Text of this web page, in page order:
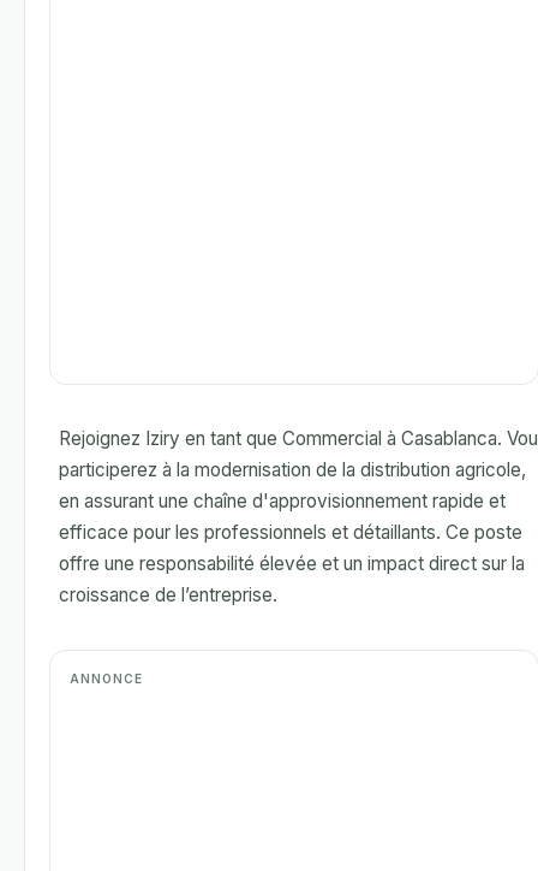
Rejoignez Iziry en tant que Commercial à Casablanca.
participerez à la modernisation de la distribution agricole,
en assurant une chaîne d'approvisionnement rapide et
efficace pour les professionnels et détaillants. Ce poste
offre une responsabilité élevée et un impact direct sur la
croissance de l’entreprise.